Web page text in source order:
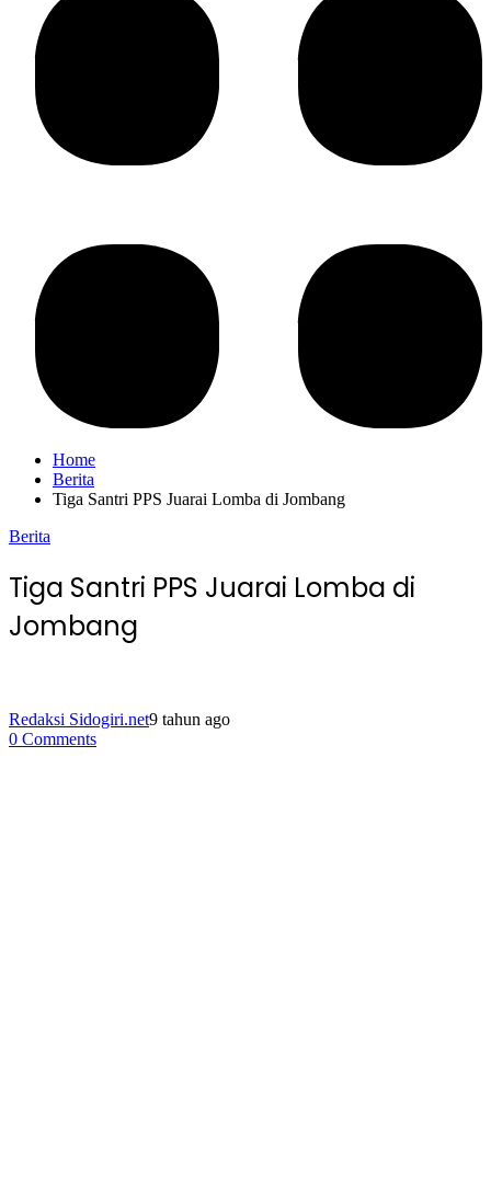
Home
Berita
Tiga Santri PPS Juarai Lomba di Jombang
Berita
Tiga Santri PPS Juarai Lomba di
Jombang
Redaksi Sidogiri.net9 tahun ago
0 Comments